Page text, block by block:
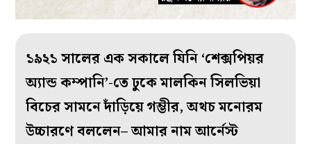
১৯২১ সালের এক সকালে যিনি ‘শেক্সপিয়র
অ‌্যান্ড কম্পানি’-তে ঢুকে মালকিন সিলভিয়া
বিচের সামনে দাঁড়িয়ে গম্ভীর, অথচ মনোরম
উচ্চারণে বললেন– আমার নাম আর্নেস্ট